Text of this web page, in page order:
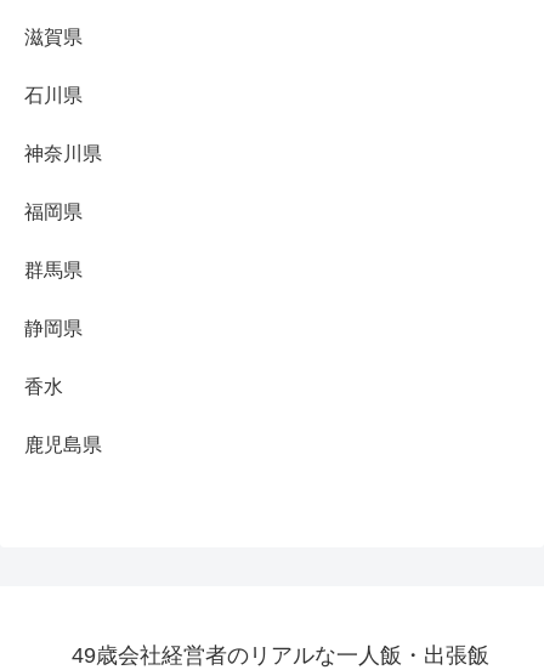
滋賀県
石川県
神奈川県
福岡県
群馬県
静岡県
香水
鹿児島県
49歳会社経営者のリアルな一人飯・出張飯